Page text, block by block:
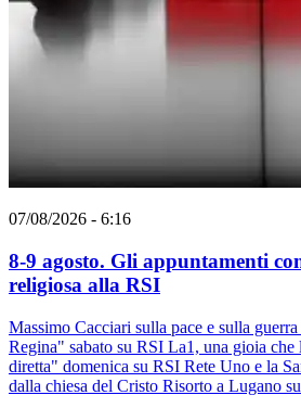
07/08/2026 - 6:16
8-9 agosto. Gli appuntamenti
religiosa alla RSI
Massimo Cacciari sulla pace e sulla
Regina" sabato su RSI La1, una gioia che
diretta" domenica su RSI Rete Uno e la
dalla chiesa del Cristo Risorto a Lugano